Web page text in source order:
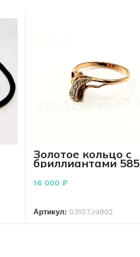
Золотое кольцо с
бриллиантами 585
пробы 1.54 грамм
р.16,5
16 000 ₽
Артикул: 0310739802